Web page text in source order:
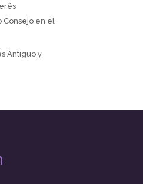
Consejo en el
Antiguo y